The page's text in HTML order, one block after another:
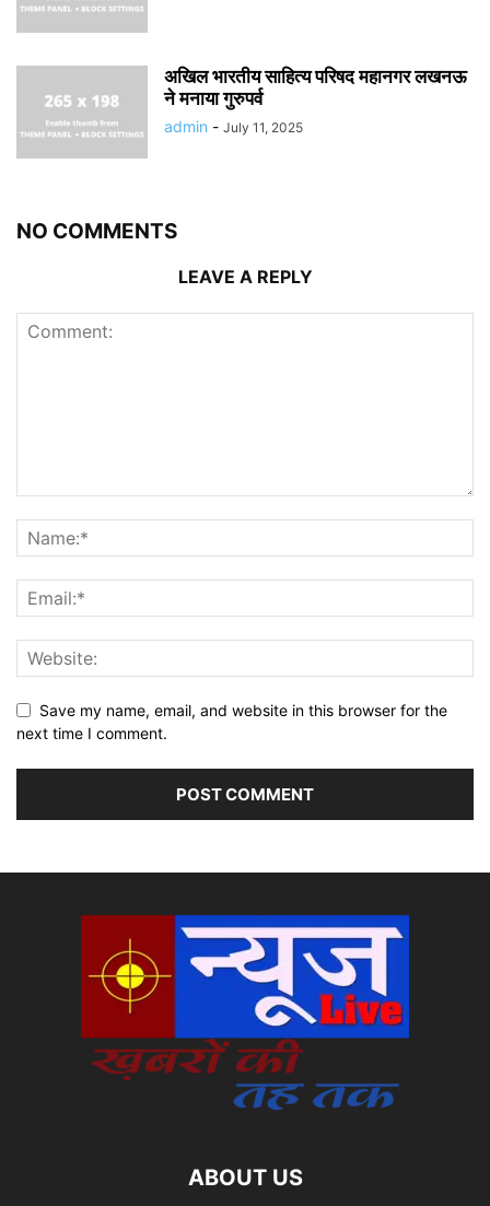
अखिल भारतीय साहित्य परिषद महानगर लखनऊ
ने मनाया गुरुपर्व
admin - July 11, 2025
NO COMMENTS
LEAVE A REPLY
Save my name, email, and website in this browser for the
next time I comment.
ABOUT US